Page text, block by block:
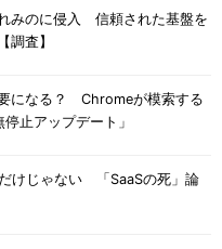
みのに侵入 信頼された基盤を
調査】
になる？ Chromeが模索する
止アップデート」
けじゃない 「SaaSの死」論